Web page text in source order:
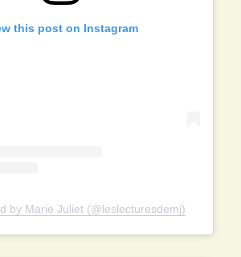
this post on Instagram
by Marie Juliet (@leslecturesdemj)